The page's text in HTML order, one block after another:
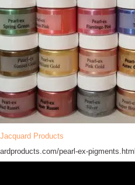
Jacquard Products
pearl-ex-pigments.html